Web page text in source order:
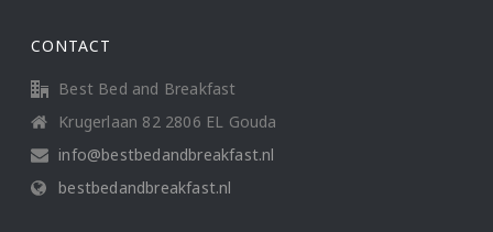
CONTACT
Best Bed and Breakfast
Krugerlaan 82 2806 EL Gouda
info@bestbedandbreakfast.nl
bestbedandbreakfast.nl